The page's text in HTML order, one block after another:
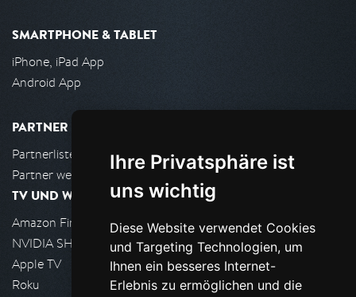
Ihre Privatsphäre ist
uns wichtig
Diese Website verwendet Cookies
und Targeting Technologien, um
Ihnen ein besseres Internet-
Erlebnis zu ermöglichen und die
SMARTPHONE & TABLET
iPhone, iPad App
Android App
PARTNER
Partnerliste
Partner werden
TV UND WOHNZIMMER
Amazon FireTV
NVIDIA SHIELD, Google TV
Apple TV
Roku